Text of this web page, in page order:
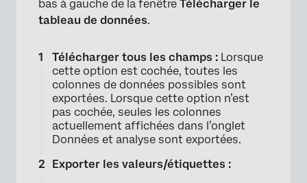
bas à gauche de la fenêtre Télécharger le
tableau de données.
Télécharger tous les champs : Lorsque
cette option est cochée, toutes les
colonnes de données possibles sont
exportées. Lorsque cette option n’est
pas cochée, seules les colonnes
actuellement affichées dans l’onglet
Données et analyse sont exportées.
Exporter les valeurs/étiquettes :